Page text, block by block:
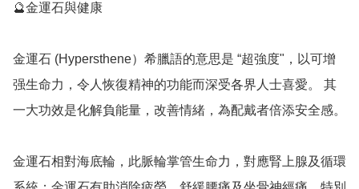
🔮金運石與健康
金運石 (Hypersthene）希臘語的意思是 “超強度"，以可增
强生命力，令人恢復精神的功能而深受各界人士喜愛。 其
一大功效是化解負能量，改善情緒，為配戴者倍添安全感。
金運石相對海底輪，此脈輪掌管生命力，對應腎上腺及循環